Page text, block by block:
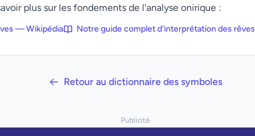
plus sur les fondements de l'analyse onirique :
— Wikipédia Notre guide complet d'interprétation des rêves
Retour au dictionnaire des symboles
Publicité